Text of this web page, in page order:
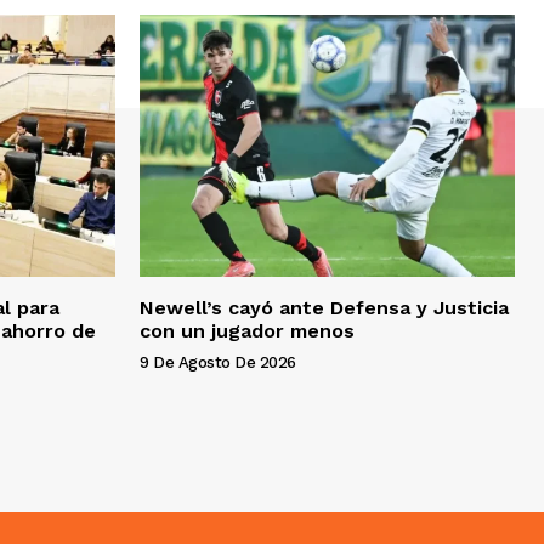
para
de
Newell’s cayó ante Defensa y Justicia
con un jugador menos
9 De Agosto De 2026